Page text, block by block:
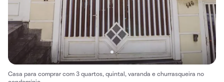
Casa para comprar com 3 quartos, quintal, varanda e churrasqueira no